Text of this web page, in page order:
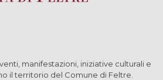
manifestazioni, iniziative culturali e
il territorio del Comune di Feltre.